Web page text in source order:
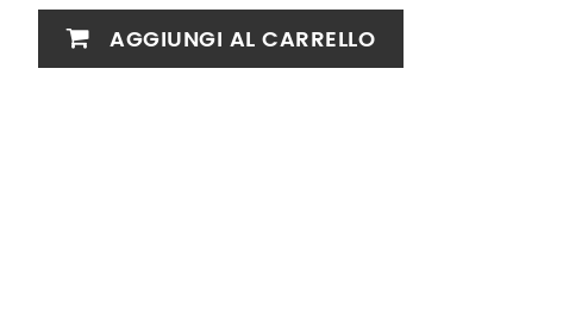
AGGIUNGI AL CARRELLO